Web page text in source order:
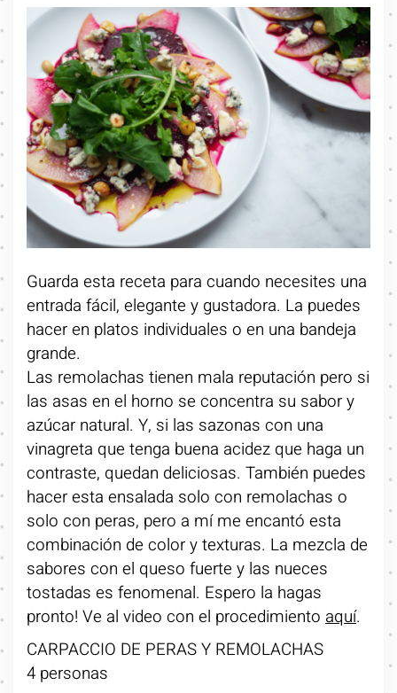
Guarda esta receta para cuando necesites una
entrada fácil, elegante y gustadora. La puedes
hacer en platos individuales o en una bandeja
grande.
Las remolachas tienen mala reputación pero si
las asas en el horno se concentra su sabor y
azúcar natural. Y, si las sazonas con una
vinagreta que tenga buena acidez que haga un
contraste, quedan deliciosas. También puedes
hacer esta ensalada solo con remolachas o
solo con peras, pero a mí me encantó esta
combinación de color y texturas. La mezcla de
sabores con el queso fuerte y las nueces
tostadas es fenomenal. Espero la hagas
pronto! Ve al video con el procedimiento aquí.
CARPACCIO DE PERAS Y REMOLACHAS
4 personas